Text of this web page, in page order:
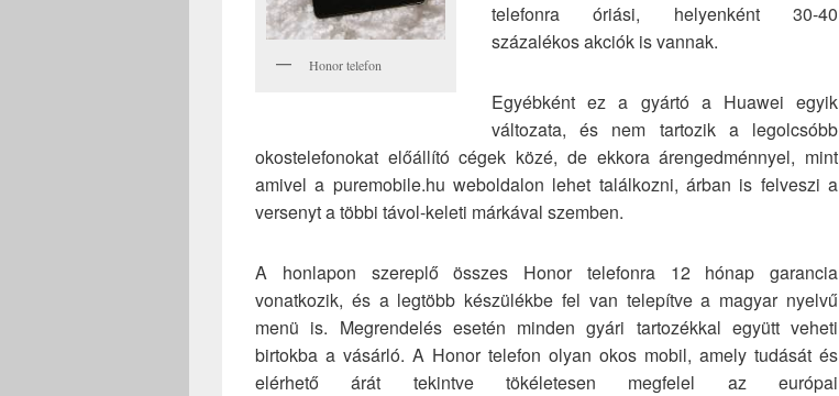
Honor telefon
telefonra óriási, helyenként 30-40
százalékos akciók is vannak.
Egyébként ez a gyártó a Huawei egyik
változata, és nem tartozik a legolcsóbb
okostelefonokat előállító cégek közé, de ekkora árengedménnyel, mint
amivel a puremobile.hu weboldalon lehet találkozni, árban is felveszi a
versenyt a többi távol-keleti márkával szemben.
A honlapon szereplő összes Honor telefonra 12 hónap garancia
vonatkozik, és a legtöbb készülékbe fel van telepítve a magyar nyelvű
menü is. Megrendelés esetén minden gyári tartozékkal együtt veheti
birtokba a vásárló. A Honor telefon olyan okos mobil, amely tudását és
elérhető árát tekintve tökéletesen megfelel az európai